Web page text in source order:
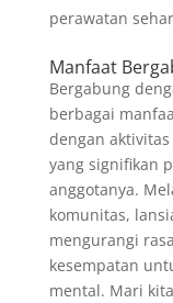
perawatan
Manfaat
Bergabung
berbagai
dengan
yang signifikan
anggotanya.
komunitas,
mengurangi
kesempatan
mental. Mari